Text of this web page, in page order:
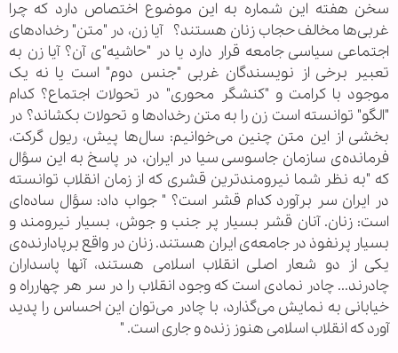
سخن هفته‌‌ این شماره به این موضوع اختصاص دارد که چرا
غربی‌ها مخالف حجاب زنان هستند؟ آیا زن، در "متن" رخدادهای
اجتماعی سیاسی جامعه قرار دارد یا در "حاشیه"ی آن؟ آیا زن به
تعبیر برخی از نویسندگان غربی "جنس دوم" است یا نه یک
موجود با کرامت و "کنشگر محوری" در تحولات اجتماع؟ کدام
"الگو" توانسته است زن را به متن رخدادها و تحولات بکشاند؟ در
بخشی از این متن چنین می‌خوانیم: سال‌ها پیش، ریول گرکت،
فرمانده‌ی سازمان جاسوسی سیا در ایران، در پاسخ به این سؤال
که "به نظر شما نیرومندترین قشری که از زمان انقلاب توانسته
در ایران سر برآورد کدام قشر است؟ " جواب داد: سؤال ساده‌ای
است: زنان. آنان قشر بسیار پر جنب و جوش، بسیار نیرومند و
بسیار پرنفوذ در جامعه‌ی ایران هستند. زنان در واقع برپادارنده‌ی
یکی از دو شعار اصلی انقلاب اسلامی هستند، آنها پاسداران
چادرند... چادر نمادی است که وجود انقلاب را در سر هر چهارراه و
خیابانی به نمایش می‌گذارد، با چادر می‌توان این احساس را پدید
آورد که انقلاب اسلامی هنوز زنده و جاری است. "